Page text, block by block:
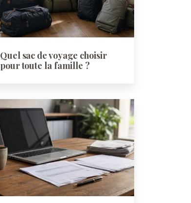
Quel sac de voyage choisir
pour toute la famille ?